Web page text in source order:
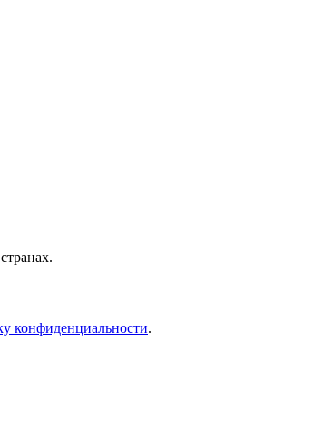
конфиденциальности.